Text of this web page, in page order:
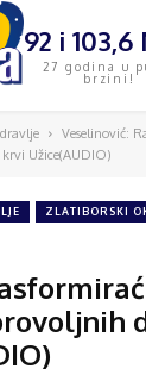
92 i 103,6
27 godina u
brzini!
Veselinović:
Užice(AUDIO)
ZLATIBORSKI